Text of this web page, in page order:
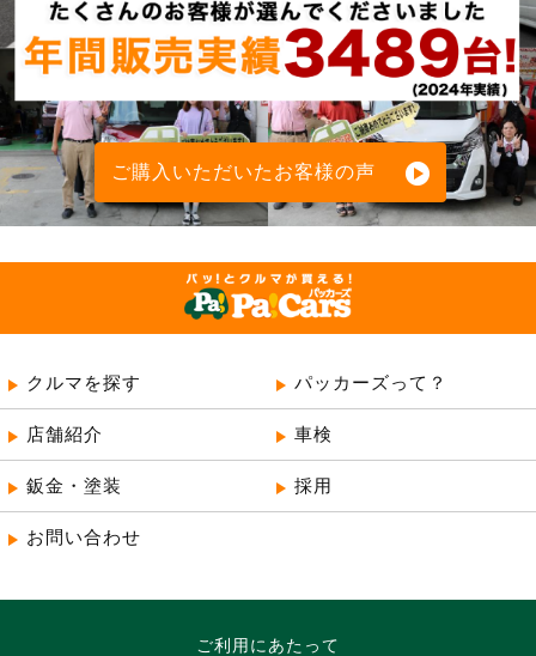
ご購入いただいたお客様の声
クルマを探す パッカーズって？
店舗紹介 車検
鈑金・塗装 採用
お問い合わせ
ご利用にあたって